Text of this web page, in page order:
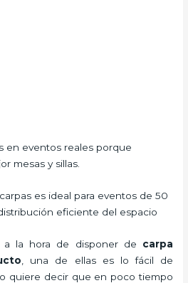
en eventos reales porque
mesas y sillas.
es ideal para eventos de 50
eficiente del espacio
a la hora de disponer de carpa
, una de ellas es lo fácil de
quiere decir que en poco tiempo